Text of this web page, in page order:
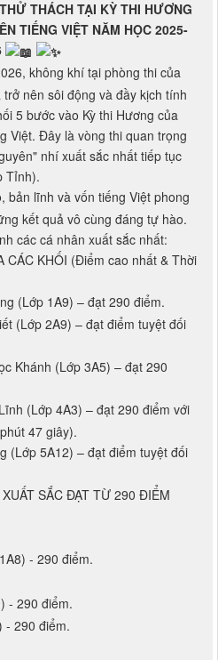
THÁCH TẠI KỲ THI HƯƠNG
TIẾNG VIỆT NĂM HỌC 2025-
không khí tại phòng thi của
nên sôi động và đầy kịch tính
5 bước vào Kỳ thi Hương của
Việt. Đây là vòng thi quan trọng
nhí xuất sắc nhất tiếp tục
Tỉnh).
bản lĩnh và vốn tiếng Việt phong
kết quả vô cùng đáng tự hào.
các cá nhân xuất sắc nhất:
CÁC KHỐI (Điểm cao nhất & Thời
(Lớp 1A9) – đạt 290 điểm.
(Lớp 2A9) – đạt điểm tuyệt đối
Khánh (Lớp 3A5) – đạt 290
(Lớp 4A3) – đạt 290 điểm với
47 giây).
(Lớp 5A12) – đạt điểm tuyệt đối
SẮC ĐẠT TỪ 290 ĐIỂM
- 290 điểm.
- 290 điểm.
- 290 điểm.